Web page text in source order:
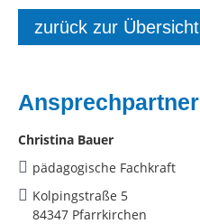
zurück zur Übersicht
Ansprechpartner
Christina Bauer
pädagogische Fachkraft
Kolpingstraße 5
84347 Pfarrkirchen